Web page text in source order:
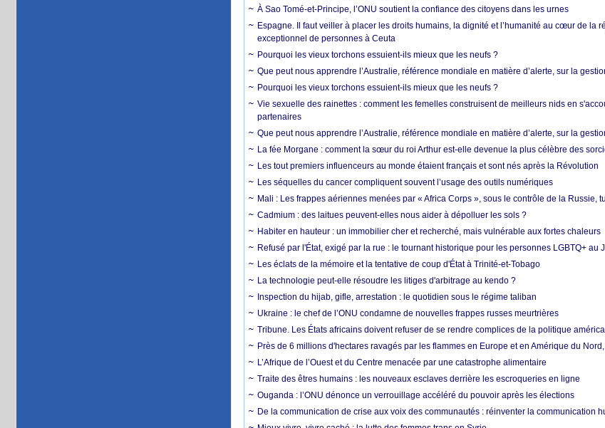
À Sao Tomé-et-Principe, l’ONU soutient la confiance des citoyens dans les urnes
Espagne. Il faut veiller à placer les droits humains, la dignité et l’humanité au cœur de la
exceptionnel de personnes à Ceuta
Pourquoi les vieux torchons essuient-ils mieux que les neufs ?
Que peut nous apprendre l’Australie, référence mondiale en matière d’alerte, sur la
Pourquoi les vieux torchons essuient-ils mieux que les neufs ?
Vie sexuelle des rainettes : comment les femelles construisent de meilleurs nids en
partenaires
Que peut nous apprendre l’Australie, référence mondiale en matière d’alerte, sur la
La fée Morgane : comment la sœur du roi Arthur est-elle devenue la plus célèbre des
Les tout premiers influenceurs au monde étaient français et sont nés après la Révolution
Les séquelles du cancer compliquent souvent l’usage des outils numériques
Mali : Les frappes aériennes menées par « Africa Corps », sous le contrôle de la Russie,
Cadmium : des laitues peuvent-elles nous aider à dépolluer les sols ?
Habiter en hauteur : un immobilier cher et recherché, mais vulnérable aux fortes chaleurs
Refusé par l'État, exigé par la rue : le tournant historique pour les personnes LGBTQ+ au
Les éclats de la mémoire et la tentative de coup d'État à Trinité-et-Tobago
La technologie peut-elle résoudre les litiges d'arbitrage au kendo ?
Inspection du hijab, gifle, arrestation : le quotidien sous le régime taliban
Ukraine : le chef de l’ONU condamne de nouvelles frappes russes meurtrières
Tribune. Les États africains doivent refuser de se rendre complices de la politique
Près de 6 millions d'hectares ravagés par les flammes en Europe et en Amérique du
L’Afrique de l’Ouest et du Centre menacée par une catastrophe alimentaire
Traite des êtres humains : les nouveaux esclaves derrière les escroqueries en ligne
Ouganda : l’ONU dénonce un verrouillage accéléré du pouvoir après les élections
De la communication de crise aux voix des communautés : réinventer la communication